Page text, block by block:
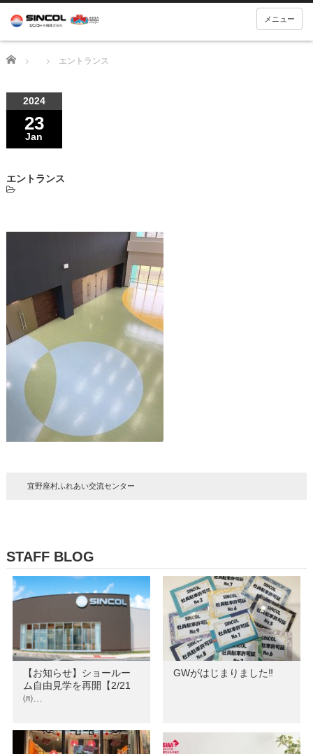
メニュー
Home エントランス
2024
23
Jan
エントランス
宜野座村ふれあい交流センター
STAFF BLOG
【お知らせ】ショールー
ム自由見学を再開【2/21
㈪…
GWがはじまりました‼